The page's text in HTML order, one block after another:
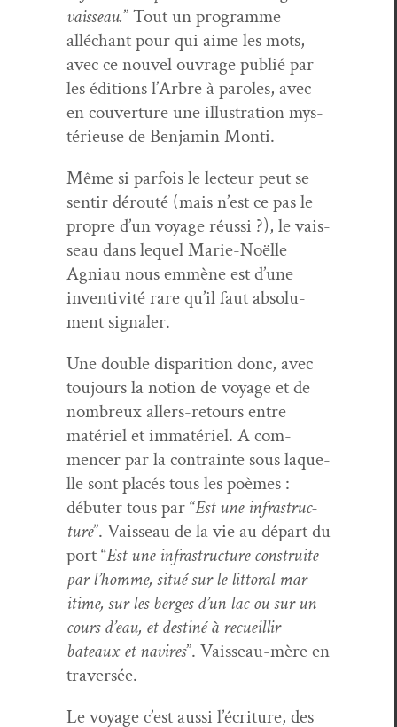
vais­seau.” Tout un pro­gramme
alléchant pour qui aime les mots,
avec ce nou­v­el ouvrage pub­lié par
les édi­tions l’Arbre à paroles, avec
en cou­ver­ture une illus­tra­tion mys­
térieuse de Ben­jamin Monti.
Même si par­fois le lecteur peut se
sen­tir dérouté (mais n’est ce pas le
pro­pre d’un voy­age réus­si ?), le vais­
seau dans lequel Marie-Noëlle
Agni­au nous emmène est d’une
inven­tiv­ité rare qu’il faut absol­u­
ment signaler.
Une dou­ble dis­pari­tion donc, avec
tou­jours la notion de voy­age et de
nom­breux allers-retours entre
matériel et immatériel. A com­
mencer par la con­trainte sous laque­
lle sont placés tous les poèmes :
débuter tous par “Est une infra­struc­
ture”. Vais­seau de la vie au départ du
port “Est une infra­struc­ture con­stru­ite
par l’homme, situé sur le lit­toral mar­
itime, sur les berges d’un lac ou sur un
cours d’eau, et des­tiné à recueil­lir
bateaux et navires”. Vais­seau-mère en
traversée.
Le voy­age c’est aus­si l’écri­t­ure, des